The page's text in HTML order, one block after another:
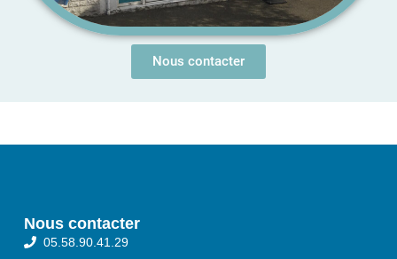
Nous contacter
Nous contacter
05.58.90.41.29